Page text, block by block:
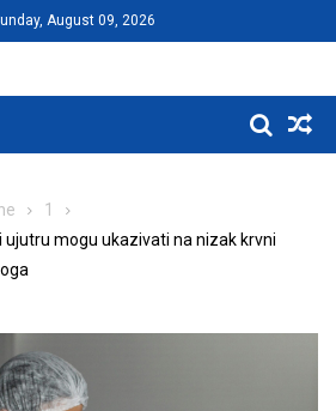
August 09, 2026
1
ujutru mogu ukazivati na nizak krvni